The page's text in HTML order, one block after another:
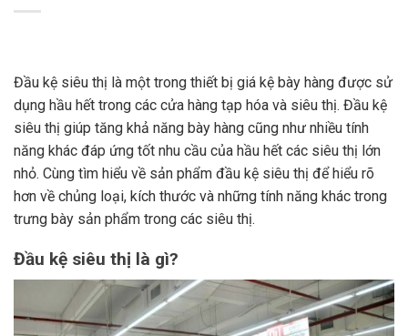
Đầu kệ siêu thị là một trong thiết bị giá kệ bày hàng được sử
dụng hầu hết trong các cửa hàng tạp hóa và siêu thị. Đầu kệ
siêu thị giúp tăng khả năng bày hàng cũng như nhiều tính
năng khác đáp ứng tốt nhu cầu của hầu hết các siêu thị lớn
nhỏ. Cùng tìm hiểu về sản phẩm đầu kệ siêu thị để hiểu rõ
hơn về chủng loại, kích thước và những tính năng khác trong
trưng bày sản phẩm trong các siêu thị.
Đầu kệ siêu thị là gì?